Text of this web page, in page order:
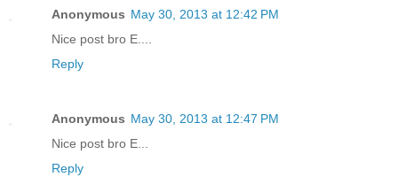
Anonymous May 30, 2013 at 12:42 PM
Nice post bro E....
Reply
Anonymous May 30, 2013 at 12:47 PM
Nice post bro E...
Reply